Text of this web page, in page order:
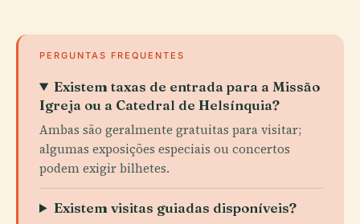
PERGUNTAS FREQUENTES
Existem taxas de entrada para a Missão
Igreja ou a Catedral de Helsínquia?
Ambas são geralmente gratuitas para visitar;
algumas exposições especiais ou concertos
podem exigir bilhetes.
Existem visitas guiadas disponíveis?